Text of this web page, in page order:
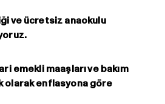
ve ücretsiz anaokulu
emekli maaşları ve bakım
olarak enflasyona göre